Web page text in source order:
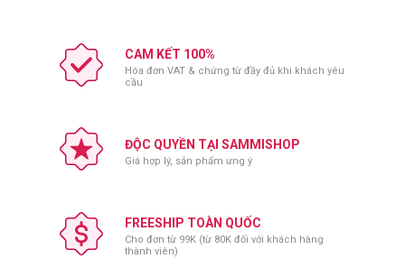
CAM KẾT 100%
Hóa đơn VAT & chứng từ đầy đủ khi khách yêu
cầu
ĐỘC QUYỀN TẠI SAMMISHOP
Giá hợp lý, sản phẩm ưng ý
FREESHIP TOÀN QUỐC
Cho đơn từ 99K (từ 80K đối với khách hàng
thành viên)